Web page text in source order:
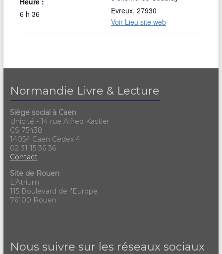
6 h 36
Evreux, 27930
Voir Lieu site web
Normandie Livre & Lecture
Siège social à Caen
Unicité - 14 rue Alfred Kastler
CS 75438
14054 Caen Cedex 4
02 31 15 36 36
Contact
Site de Rouen
L'Atrium
115 Boulevard de l'Europe
76100 Rouen
Nous suivre sur les réseaux sociaux